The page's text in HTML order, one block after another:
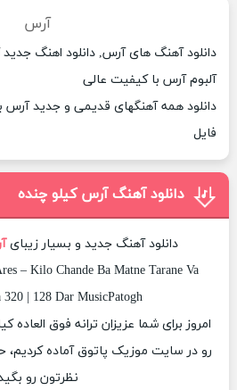
آرس
دانلود آهنگ های آرس, دانلود اهنگ
آلبوم آرس با کیفیت عالی
دانلود همه آهنگهای قدیمی و جدید
فایل
دانلود آهنگ آرس کیلو چنده
دانلود آهنگ جدید و بسیار زیبای
– Kilo Chande Ba Matne Tarane Va
| 128 Dar MusicPatogh
امروز برای شما عزیزان ترانه فوق
رو در سایت موزیک پاتوق آماده کردیم،
نظرتون رو